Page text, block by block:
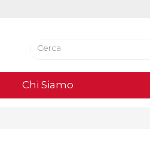
Chi Siamo